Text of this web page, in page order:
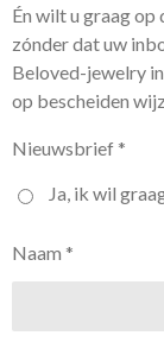
Én wilt u graag op
zónder dat uw
Beloved-jewelry
op bescheiden
Nieuwsbrief *
Ja, ik wil
Naam *